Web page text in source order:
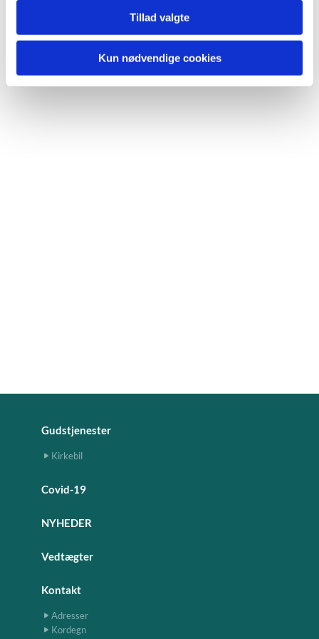
Tillad valgte
Kun nødvendige cookies
Du vil måske også kunne lide...
Gudstjenester
Kirkebil
Covid-19
NYHEDER
Vedtægter
Kontakt
Adresser
Kordegn